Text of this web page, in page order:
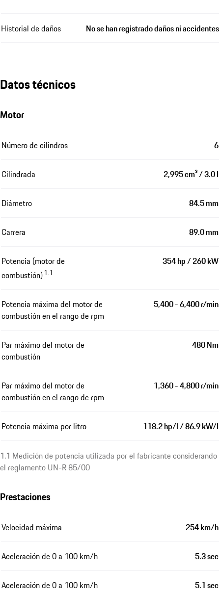
Historial de daños No se han registrado daños ni accidentes
Datos técnicos
Motor
Número de cilindros 6
Cilindrada 2,995 cm³ / 3.0 l
Diámetro 84.5 mm
Carrera 89.0 mm
Potencia (motor de
combustión)1.1
354 hp / 260 kW
Potencia máxima del motor de
combustión en el rango de rpm
5,400 - 6,400 r/min
Par máximo del motor de
combustión
480 Nm
Par máximo del motor de
combustión en el rango de rpm
1,360 - 4,800 r/min
Potencia máxima por litro 118.2 hp/l / 86.9 kW/l
1.1 Medición de potencia utilizada por el fabricante considerando
el reglamento UN-R 85/00
Prestaciones
Velocidad máxima 254 km/h
Aceleración de 0 a 100 km/h 5.3 sec
Aceleración de 0 a 100 km/h
5.1 sec